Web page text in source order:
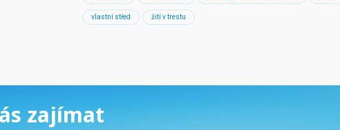
vlastní střed žití v trestu
zajímat